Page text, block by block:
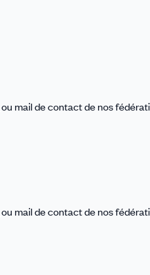
ou mail de contact de nos
ou mail de contact de nos